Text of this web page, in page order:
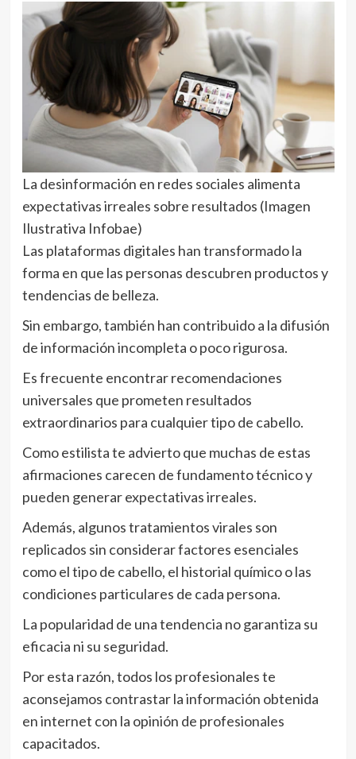
La desinformación en redes sociales alimenta
expectativas irreales sobre resultados (Imagen
Ilustrativa Infobae)
Las plataformas digitales han transformado la
forma en que las personas descubren productos y
tendencias de belleza.
Sin embargo, también han contribuido a la difusión
de información incompleta o poco rigurosa.
Es frecuente encontrar recomendaciones
universales que prometen resultados
extraordinarios para cualquier tipo de cabello.
Como estilista te advierto que muchas de estas
afirmaciones carecen de fundamento técnico y
pueden generar expectativas irreales.
Además, algunos tratamientos virales son
replicados sin considerar factores esenciales
como el tipo de cabello, el historial químico o las
condiciones particulares de cada persona.
La popularidad de una tendencia no garantiza su
eficacia ni su seguridad.
Por esta razón, todos los profesionales te
aconsejamos contrastar la información obtenida
en internet con la opinión de profesionales
capacitados.